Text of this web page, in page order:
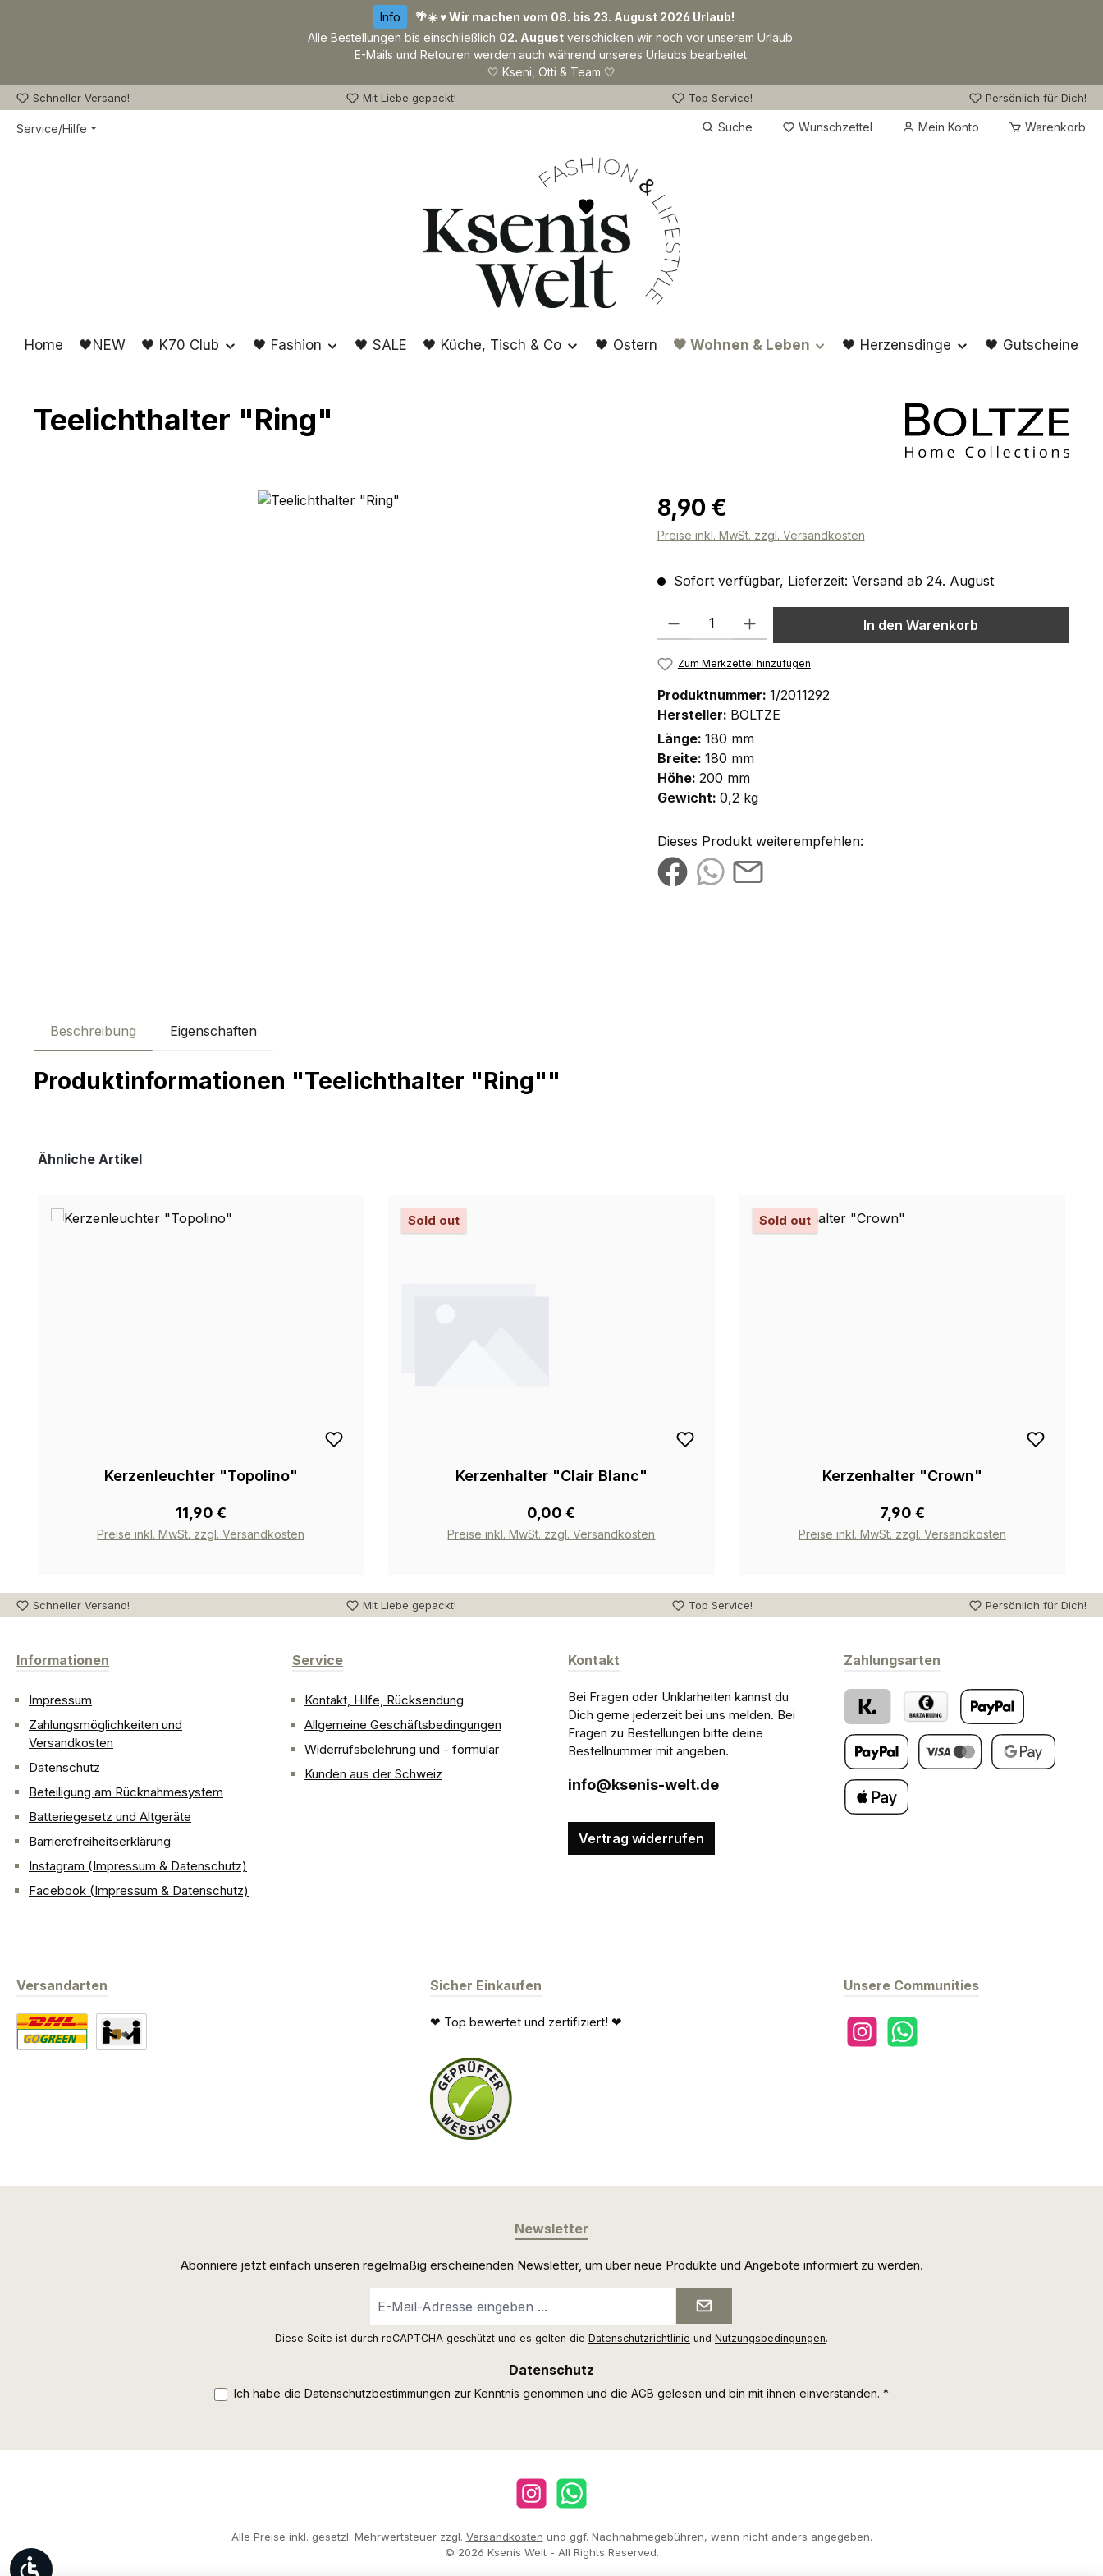
Info
🌴☀️ ♥ Wir machen vom 08. bis 23. August 2026 Urlaub!
Alle Bestellungen bis einschließlich 02. August verschicken wir noch vor unserem Urlaub.
E-Mails und Retouren werden auch während unseres Urlaubs bearbeitet.
🤍 Kseni, Otti & Team 🤍
Schneller Versand! Mit Liebe gepackt! Top Service! Persönlich für Dich!
Service/Hilfe Suche Wunschzettel Du hast 0 Produkte auf dem Merkzettel
Mein Konto Warenkorb
Home 🖤NEW 🖤 K70 Club 🖤 Fashion 🖤 SALE 🖤 Küche, Tisch & Co 🖤 Ostern 🖤 Wohnen & Leben 🖤 Herzensdinge 🖤 Gutscheine
Teelichthalter "Ring"
Regulärer Preis:
8,90 €
Preise inkl. MwSt. zzgl. Versandkosten
Sofort verfügbar, Lieferzeit: Versand ab 24. August
Produkt Anzahl: Gib den gewünschten Wert ein oder benutze die Schaltflächen
In den Warenkorb
Zum Merkzettel hinzufügen
Produktnummer: 1/2011292
Hersteller: BOLTZE
Länge: 180 mm
Breite: 180 mm
Höhe: 200 mm
Gewicht: 0,2 kg
Dieses Produkt weiterempfehlen:
Beschreibung Eigenschaften
Produktinformationen "Teelichthalter "Ring""
Produktgalerie überspringen
Ähnliche Artikel
Kerzenleuchter "Topolino"
11,90 €
Preise inkl. MwSt. zzgl. Versandkosten
Sold out
Kerzenhalter "Clair Blanc"
0,00 €
Preise inkl. MwSt. zzgl. Versandkosten
Sold out
Kerzenhalter "Crown"
7,90 €
Preise inkl. MwSt. zzgl. Versandkosten
Schneller Versand! Mit Liebe gepackt! Top Service! Persönlich für Dich!
Informationen
Impressum
Zahlungsmöglichkeiten und
Versandkosten
Datenschutz
Beteiligung am Rücknahmesystem
Batteriegesetz und Altgeräte
Barrierefreiheitserklärung
Instagram (Impressum & Datenschutz)
Facebook (Impressum & Datenschutz)
Service
Kontakt, Hilfe, Rücksendung
Allgemeine Geschäftsbedingungen
Widerrufsbelehrung und - formular
Kunden aus der Schweiz
Kontakt
Bei Fragen oder Unklarheiten kannst du
Dich gerne jederzeit bei uns melden. Bei
Fragen zu Bestellungen bitte deine
Bestellnummer mit angeben.
info@ksenis-welt.de
Vertrag widerrufen
Unsere Communities
InstagramWhatsApp
Zahlungsarten
PayPal
Später Bezahlen
Klarna Barzahlung bei Abholung
Versandarten Sicher Einkaufen
❤ Top bewertet und zertifiziert! ❤
Newsletter
Abonniere jetzt einfach unseren regelmäßig erscheinenden Newsletter, um über neue Produkte und Angebote informiert zu werden.
Mail-
Diese Seite ist durch reCAPTCHA geschützt und es gelten die Datenschutzrichtlinie und Nutzungsbedingungen.
Datenschutz
Ich habe die Datenschutzbestimmungen zur Kenntnis genommen und die AGB gelesen und bin mit ihnen einverstanden. *
InstagramWhatsApp
Alle Preise inkl. gesetzl. Mehrwertsteuer zzgl. Versandkosten und ggf. Nachnahmegebühren, wenn nicht anders angegeben.
© 2026 Ksenis Welt - All Rights Reserved.
Werkzeugleiste anzeigen